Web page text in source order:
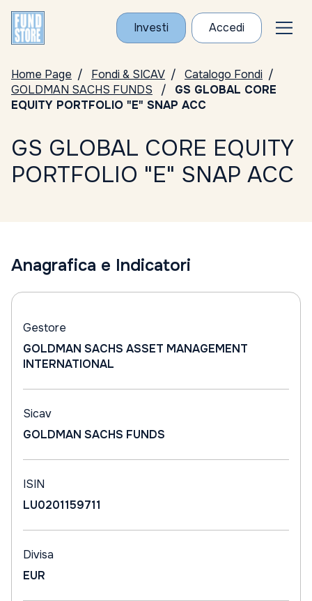
Investi Accedi
Home Page Fondi & SICAV
Catalogo Fondi
GOLDMAN SACHS FUNDS
GS GLOBAL CORE
EQUITY PORTFOLIO "E" SNAP ACC
GS GLOBAL CORE EQUITY
PORTFOLIO "E" SNAP ACC
Anagrafica e Indicatori
Gestore
GOLDMAN SACHS ASSET MANAGEMENT
INTERNATIONAL
Sicav
GOLDMAN SACHS FUNDS
ISIN
LU0201159711
Divisa
EUR